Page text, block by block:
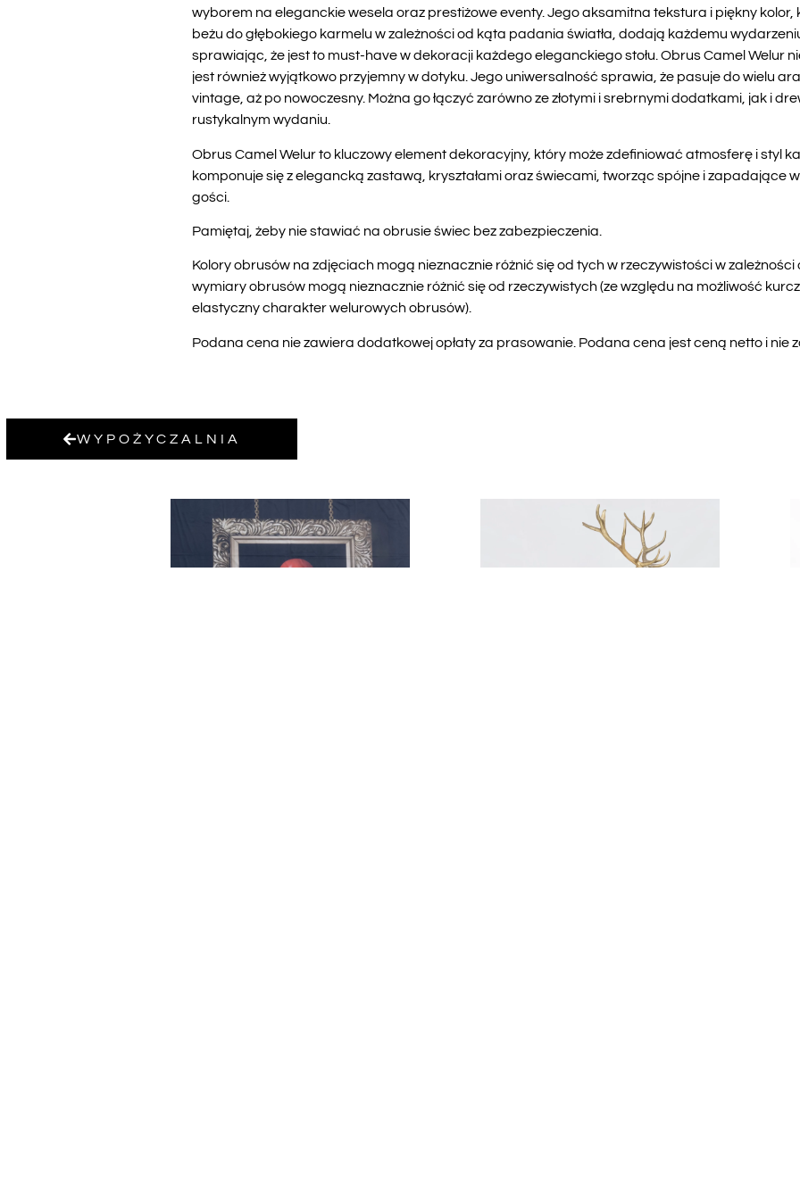
wyborem na eleganckie wesela oraz prestiżowe eventy. Jego aksamitna tekstura i piękny
beżu do głębokiego karmelu w zależności od kąta padania światła, dodają każdemu
sprawiając, że jest to must-have w dekoracji każdego eleganckiego stołu. Obrus Camel Welur
jest również wyjątkowo przyjemny w dotyku. Jego uniwersalność sprawia, że pasuje do wielu
vintage, aż po nowoczesny. Można go łączyć zarówno ze złotymi i srebrnymi dodatkami, jak i
rustykalnym wydaniu.
Obrus Camel Welur to kluczowy element dekoracyjny, który może zdefiniować atmosferę i styl
komponuje się z elegancką zastawą, kryształami oraz świecami, tworząc spójne i zapadające
gości.
Pamiętaj, żeby nie stawiać na obrusie świec bez zabezpieczenia.
Kolory obrusów na zdjęciach mogą nieznacznie różnić się od tych w rzeczywistości w
wymiary obrusów mogą nieznacznie różnić się od rzeczywistych (ze względu na możliwość
elastyczny charakter welurowych obrusów).
Podana cena nie zawiera dodatkowej opłaty za prasowanie. Podana cena jest ceną netto i nie
WYPOŻYCZALNIA